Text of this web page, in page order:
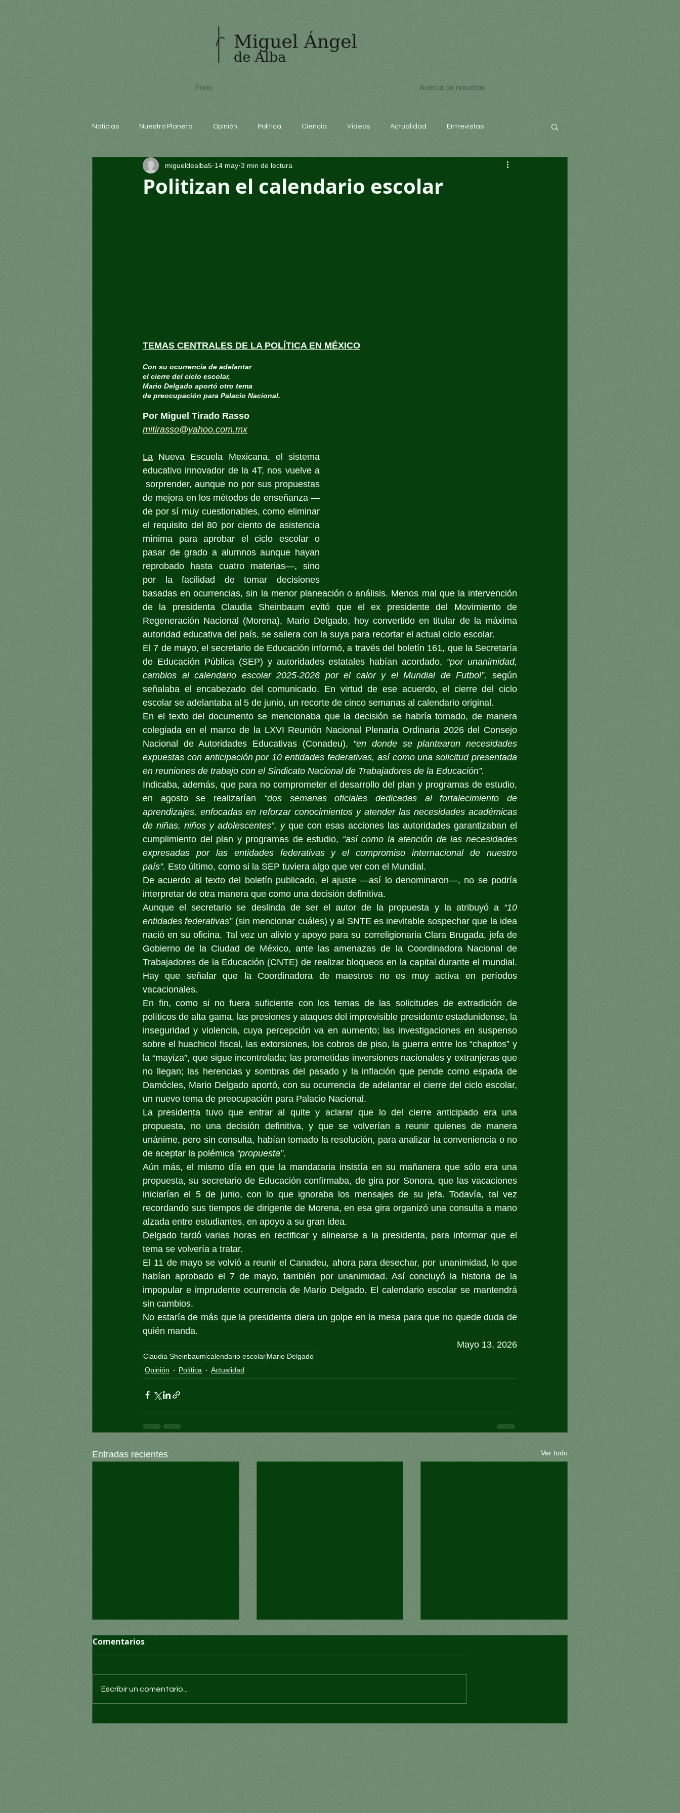
Inicio Acerca de nosotros
Noticias Nuestro Planeta Opinión Política Ciencia Videos Actualidad Entrevistas
Arte y cultura Educación educación
Politizan el calendario escolar
migueldealba5 14 may 3 min de lectura
TEMAS CENTRALES DE LA POLÍTICA EN MÉXICO
Con su ocurrencia de adelantar
el cierre del ciclo escolar,
Mario Delgado aportó otro tema
de preocupación para Palacio Nacional.
Por Miguel Tirado Rasso
mitirasso@yahoo.com.mx
La Nueva Escuela Mexicana, el sistema
educativo innovador de la 4T, nos vuelve a
sorprender, aunque no por sus propuestas
de mejora en los métodos de enseñanza —
de por sí muy cuestionables, como eliminar
el requisito del 80 por ciento de asistencia
mínima para aprobar el ciclo escolar o
pasar de grado a alumnos aunque hayan
reprobado hasta cuatro materias—, sino
por la facilidad de tomar decisiones
basadas en ocurrencias, sin la menor planeación o análisis. Menos mal que la intervención
de la presidenta Claudia Sheinbaum evitó que el ex presidente del Movimiento de
Regeneración Nacional (Morena), Mario Delgado, hoy convertido en titular de la máxima
autoridad educativa del país, se saliera con la suya para recortar el actual ciclo escolar.
El 7 de mayo, el secretario de Educación informó, a través del boletín 161, que la Secretaría
de Educación Pública (SEP) y autoridades estatales habían acordado, “por unanimidad,
cambios al calendario escolar 2025-2026 por el calor y el Mundial de Futbol”,
según
señalaba el encabezado del comunicado. En virtud de ese acuerdo, el cierre del ciclo
escolar se adelantaba al 5 de junio, un recorte de cinco semanas al calendario original.
En el texto del documento se mencionaba que la decisión se habría tomado, de manera
colegiada en el marco de la LXVI Reunión Nacional Plenaria Ordinaria 2026 del Consejo
Nacional de Autoridades Educativas (Conadeu), “en donde se plantearon necesidades
expuestas con anticipación por 10 entidades federativas, así como una solicitud presentada
en reuniones de trabajo con el Sindicato Nacional de Trabajadores de la Educación”.
Indicaba, además, que para no comprometer el desarrollo del plan y programas de estudio,
en agosto se realizarían “dos semanas oficiales dedicadas al fortalecimiento de
aprendizajes, enfocadas en reforzar conocimientos y atender las necesidades académicas
de niñas, niños y adolescentes”, y que con esas acciones las autoridades garantizaban el
cumplimiento del plan y programas de estudio, “así como la atención de las necesidades
expresadas por las entidades federativas y el compromiso internacional de nuestro
país”. Esto último, como si la SEP tuviera algo que ver con el Mundial.
De acuerdo al texto del boletín publicado, el ajuste —así lo denominaron—, no se podría
interpretar de otra manera que como una decisión definitiva.
Aunque el secretario se deslinda de ser el autor de la propuesta y la atribuyó a “10
entidades federativas” (sin mencionar cuáles) y al SNTE es inevitable sospechar que la idea
nació en su oficina. Tal vez un alivio y apoyo para su correligionaria Clara Brugada, jefa de
Gobierno de la Ciudad de México, ante las amenazas de la Coordinadora Nacional de
Trabajadores de la Educación (CNTE) de realizar bloqueos en la capital durante el mundial.
Hay que señalar que la Coordinadora de maestros no es muy activa en períodos
vacacionales.
En fin, como si no fuera suficiente con los temas de las solicitudes de extradición de
políticos de alta gama, las presiones y ataques del imprevisible presidente estadunidense, la
inseguridad y violencia, cuya percepción va en aumento; las investigaciones en suspenso
sobre el huachicol fiscal, las extorsiones, los cobros de piso, la guerra entre los “chapitos” y
la “mayiza”, que sigue incontrolada; las prometidas inversiones nacionales y extranjeras que
no llegan; las herencias y sombras del pasado y la inflación que pende como espada de
Damócles, Mario Delgado aportó, con su ocurrencia de adelantar el cierre del ciclo escolar,
un nuevo tema de preocupación para Palacio Nacional.
La presidenta tuvo que entrar al quite y aclarar que lo del cierre anticipado era una
propuesta, no una decisión definitiva, y que se volverían a reunir quienes de manera
unánime, pero sin consulta, habían tomado la resolución, para analizar la conveniencia o no
de aceptar la polémica “propuesta”.
Aún más, el mismo día en que la mandataria insistía en su mañanera que sólo era una
propuesta, su secretario de Educación confirmaba, de gira por Sonora, que las vacaciones
iniciarían el 5 de junio, con lo que ignoraba los mensajes de su jefa. Todavía, tal vez
recordando sus tiempos de dirigente de Morena, en esa gira organizó una consulta a mano
alzada entre estudiantes, en apoyo a su gran idea.
Delgado tardó varias horas en rectificar y alinearse a la presidenta, para informar que el
tema se volvería a tratar.
El 11 de mayo se volvió a reunir el Canadeu, ahora para desechar, por unanimidad, lo que
habían aprobado el 7 de mayo, también por unanimidad. Así concluyó la historia de la
impopular e imprudente ocurrencia de Mario Delgado. El calendario escolar se mantendrá
sin cambios.
No estaría de más que la presidenta diera un golpe en la mesa para que no quede duda de
quién manda.
Mayo 13, 2026
Claudia Sheinbaumcalendario escolarMario Delgado
Opinión
Política Actualidad
Entradas recientes Ver todo
¿Puede Morena romper
Lo efímero y la ilusión del
Comentarios
Escribir un comentario...